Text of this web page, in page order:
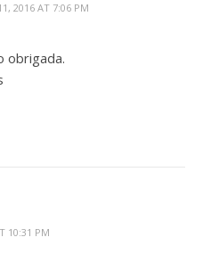
2016 AT 7:06 PM
obrigada.
10:31 PM